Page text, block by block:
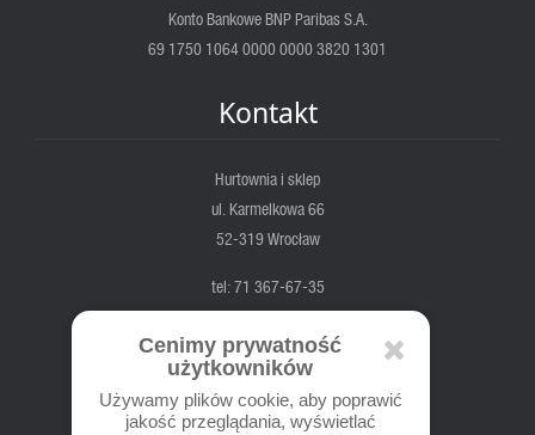
Konto Bankowe BNP Paribas S.A.
69 1750 1064 0000 0000 3820 1301
Kontakt
Hurtownia i sklep
ul. Karmelkowa 66
52-319 Wrocław
tel: 71 367-67-35
fortis@fortis.wroc.pl
pn-pt. 7:00 - 16:00
sobota nieczynne
Cenimy prywatność
użytkowników
Używamy plików cookie, aby poprawić
jakość przeglądania, wyświetlać